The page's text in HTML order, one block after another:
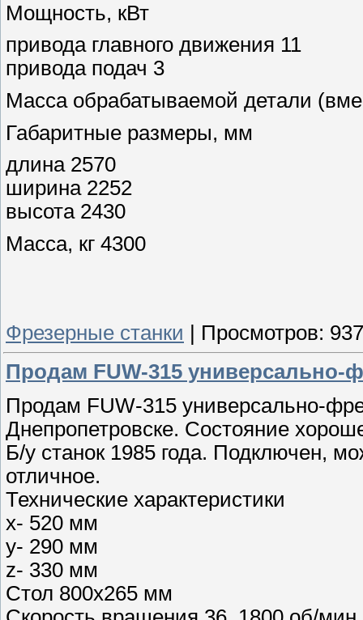
Мощность, кВт
привода главного движения 11
привода подач 3
Масса обрабатываемой детали
Габаритные размеры, мм
длина 2570
ширина 2252
высота 2430
Масса, кг 4300
Фрезерные станки Просмотров: 937
Продам FUW-315 универсально-
Продам FUW-315 универсально-
Днепропетровске. Состояние
Б/у станок 1985 года. Подключен,
отличное.
Технические характеристики
x- 520 мм
y- 290 мм
z- 330 мм
Стол 800x265 мм